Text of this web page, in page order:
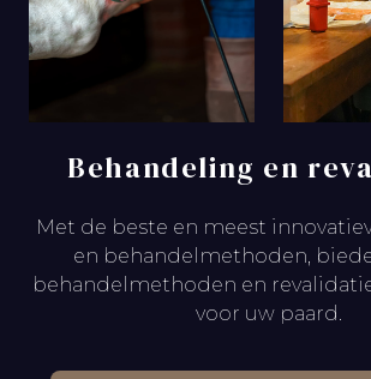
Behandeling en
Met de beste en meest
en behandelmethoden,
behandelmethoden en
voor uw paard.